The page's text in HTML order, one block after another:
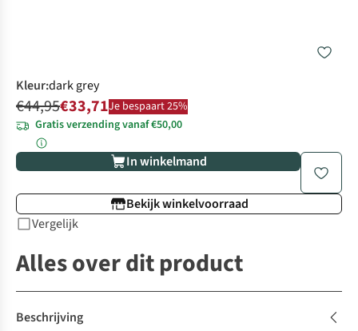
Kleur:dark grey
€44,95€33,71Je bespaart 25%
Gratis verzending vanaf €50,00
In winkelmand
Bekijk winkelvoorraad
Vergelijk
Alles over dit product
Beschrijving